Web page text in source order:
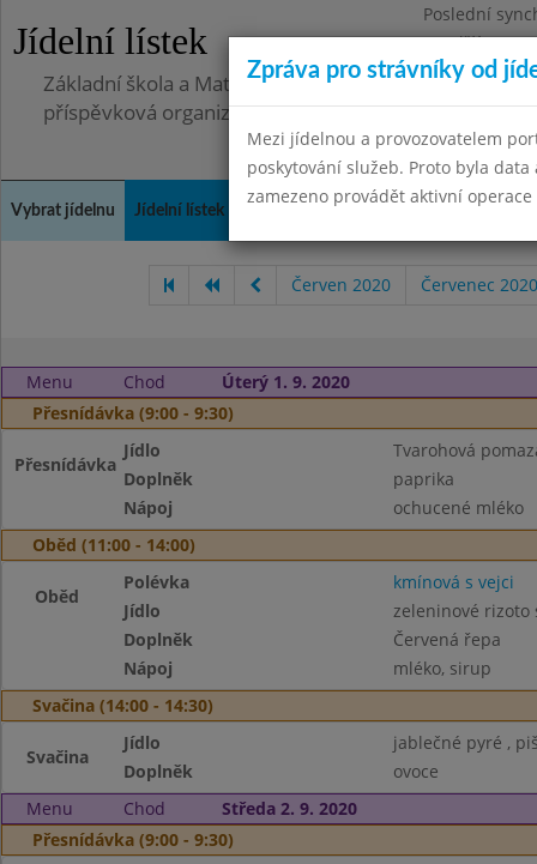
Jídelní lístek
Poslední
Pondělí
Základní škola a Mateřská škola Telnice, okres Brno-
příspěvková organizace
Vybrat jídelnu Jídelní lístek Kontakty a informace
Červen 2020 Červenec 2020
Menu Chod
Úterý 1. 9. 2020
Přesnídávka (9:00 - 9:30)
Přesnídávka
Jídlo
Tvarohová
Doplněk
paprika
Nápoj
ochucené mléko
Oběd (11:00 - 14:00)
Oběd
Polévka
kmínová s vejci
Jídlo
zeleninové rizoto
Doplněk
Červená řepa
Nápoj
mléko, sirup
Svačina (14:00 - 14:30)
Svačina
Jídlo
jablečné pyré ,
Doplněk
ovoce
Menu
Chod
Středa 2. 9. 2020
Přesnídávka (9:00 - 9:30)
Zpráva pro strávníky od
Mezi jídelnou a provozovatelem
poskytování služeb. Proto byla
zamezeno provádět aktivní